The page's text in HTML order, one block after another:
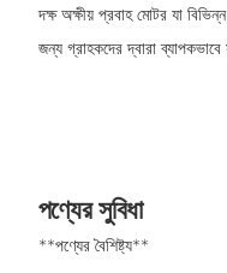
দক্ষ অক্ষীয় প্রবাহ মোটর যা
জন্য গ্রাহকদের দ্বারা
পণ্যের সুবিধা
**পণ্যের বৈশিষ্ট্য**